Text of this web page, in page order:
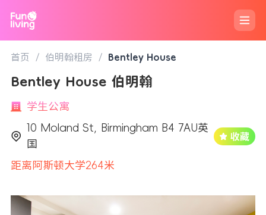
首页 / 伯明翰租房 / Bentley House
Bentley House 伯明翰
学生公寓
10 Moland St, Birmingham B4 7AU英
国
距离阿斯顿大学264米